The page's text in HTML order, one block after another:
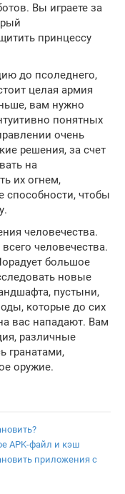
Вы играете за
принцессу
до псоледнего,
целая армия
вам нужно
понятных
очень
решения, за счет
на
их огнем,
способности, чтобы
человечества.
человечества.
большое
новые
пустыни,
которые до сих
вас нападают. Вам
различные
гранатами,
оружие.
APK-файл и кэш
приложения с